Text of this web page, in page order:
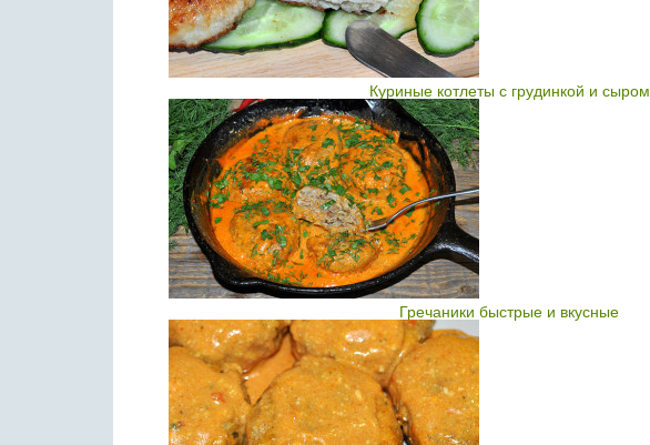
Куриные котлеты с грудинкой и сыром
Гречаники быстрые и вкусные